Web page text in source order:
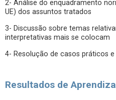
2- Análise do enquadramento
UE) dos assuntos tratados
3- Discussão sobre temas
interpretativas mais se colocam
4- Resolução de casos práticos e
Resultados de